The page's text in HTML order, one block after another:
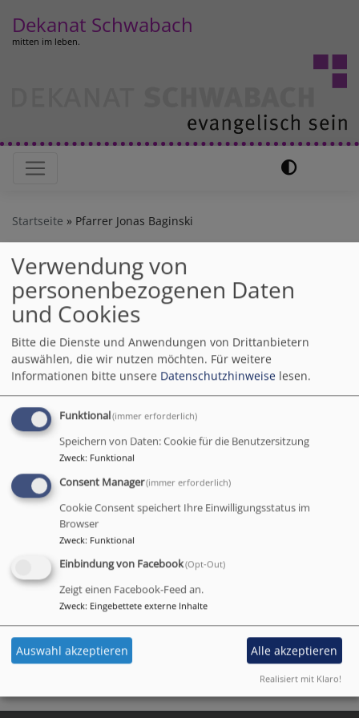
zum
Inhalt
Dekanat Schwabach
mitten im leben.
Hauptnavigation
Startseite Pfarrer Jonas Baginski
Pfarrer Jonas Baginski
Privat
Jonas Baginski ist mit je
50 Prozent
Dienstauftrag als
Pfarrer in den
Wendelsteinund
Beauftragter im
Dekanat für
Kontakt
Mobil: 0157. 506 512 92
E-Mail:jonas.baginski@elkb.de
Verwendung von
personenbezogenen Daten
und Cookies
Bitte die Dienste und Anwendungen von Drittanbietern
auswählen, die wir nutzen möchten. Für weitere
Informationen bitte unsere Datenschutzhinweise lesen.
Funktional(immer erforderlich)
Speichern von Daten: Cookie für die Benutzersitzung
Zweck: Funktional
Consent Manager(immer erforderlich)
Cookie Consent speichert Ihre Einwilligungsstatus im
Browser
Zweck: Funktional
Einbindung von Facebook(Opt-Out)
Zeigt einen Facebook-Feed an.
Zweck: Eingebettete externe Inhalte
Auswahl akzeptieren Alle akzeptieren
Realisiert mit Klaro!